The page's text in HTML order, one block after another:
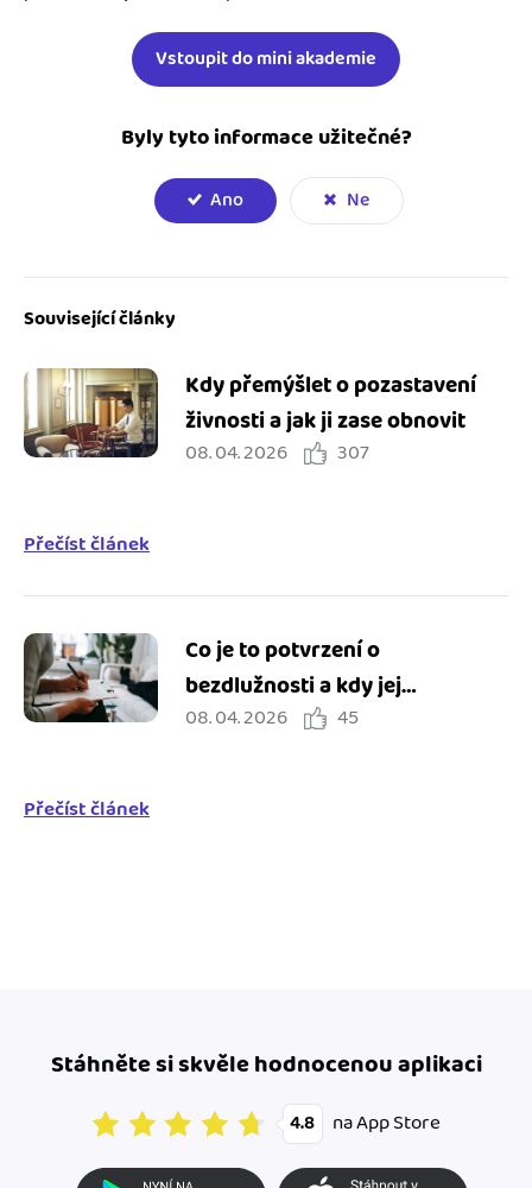
Vstoupit do mini akademie
Byly tyto informace užitečné?
Ano Ne
Související články
Kdy přemýšlet o pozastavení
živnosti a jak ji zase obnovit
08. 04. 2026 307
Přečíst článek
Co je to potvrzení o
bezdlužnosti a kdy jej
potřebuji?
08. 04. 2026 45
Přečíst článek
Stáhněte si skvěle hodnocenou aplikaci
4.8 na App Store